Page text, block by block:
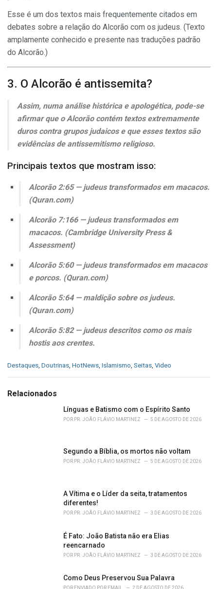
Esse é um dos textos mais frequentemente citados em
debates sobre a relação do Alcorão com os judeus. (Texto
amplamente conhecido e presente nas traduções padrão
do Alcorão.)
3. O Alcorão é antissemita?
Assim, numa análise histórica e apologética, pode-se
afirmar que o Alcorão contém textos extremamente
duros contra grupos judaicos e que esses textos são
evidências de antissemitismo religioso.
Principais textos que mostram isso:
Alcorão 2:65 — judeus transformados em macacos.
(Quran.com)
Alcorão 7:166 — judeus transformados em
macacos. (Cambridge University Press &
Assessment)
Alcorão 5:60 — judeus transformados em macacos
e porcos. (Quran.com)
Alcorão 5:64 — maldição sobre os judeus.
(Quran.com)
Alcorão 5:82 — judeus descritos como os mais
hostis aos crentes.
C
e
Destaques, Doutrinas, HotNews, Islamismo, Seitas, Video
Relacionados
Línguas e Batismo com o Espírito Santo
POR PR. JOÃO FLÁVIO MARTINEZ 5 DE AGOSTO DE 2026
Segundo a Bíblia, os mortos não voltam
POR PR. JOÃO FLÁVIO MARTINEZ 5 DE AGOSTO DE 2026
A Vítima e o Líder da seita, tratamentos
diferentes!
POR PR. JOÃO FLÁVIO MARTINEZ 3 DE AGOSTO DE 2026
É Fato: João Batista não era Elias
reencarnado
POR PR. JOÃO FLÁVIO MARTINEZ 3 DE AGOSTO DE 2026
Como Deus Preservou Sua Palavra
POR ENVIADO POR EMAIL 2 DE AGOSTO DE 2026